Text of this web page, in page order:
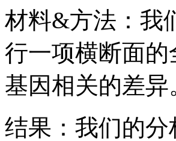
材料&方法：我
行一项横断面
基因相关的差异
结果：我们的